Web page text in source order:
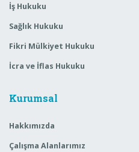
İş Hukuku
Sağlık Hukuku
Fikri Mülkiyet Hukuku
İcra ve İflas Hukuku
Kurumsal
Hakkımızda
Çalışma Alanlarımız